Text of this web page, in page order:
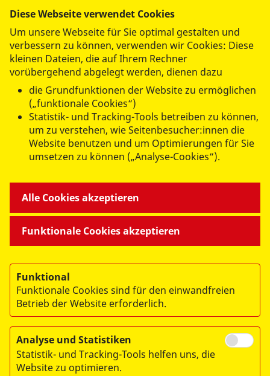
Dorothee Zelle
Sekretariat | Öffnungszeiten: Montag bis Donnerstag
08:00 Uhr bis 12:00 Uhr und 13:00 bis 16:00 Uhr, Freitag
08:00 Uhr bis 12:00 Uhr
Tel.:0365 430 47 30
Fax: 0365 430 47 34
geschaeftsstelle@asb-gera.de
ASB Regionalverband Ostthüringen
e.V.
Wiesestraße 189 A
07551 Gera
© 2026 ASB Regionalverband Ostthüringen e.V.
Impressum
Datenschutz
Diese Webseite verwendet Cookies
Um unsere Webseite für Sie optimal gestalten und
verbessern zu können, verwenden wir Cookies: Diese
kleinen Dateien, die auf Ihrem Rechner
vorübergehend abgelegt werden, dienen dazu
die Grundfunktionen der Website zu ermöglichen
(„funktionale Cookies“)
Statistik- und Tracking-Tools betreiben zu können,
um zu verstehen, wie Seitenbesucher:innen die
Website benutzen und um Optimierungen für Sie
umsetzen zu können („Analyse-Cookies“).
Funktionale Cookies akzeptieren
Alle Cookies akzeptieren
Funktional
Funktionale Cookies sind für den einwandfreien
Betrieb der Website erforderlich.
Analyse und Statistiken
Statistik- und Tracking-Tools helfen uns, die
Website zu optimieren.